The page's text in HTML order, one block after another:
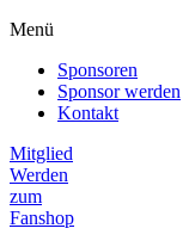
Menü
Sponsoren
Sponsor werden
Kontakt
Mitglied
Werden
zum
Fanshop